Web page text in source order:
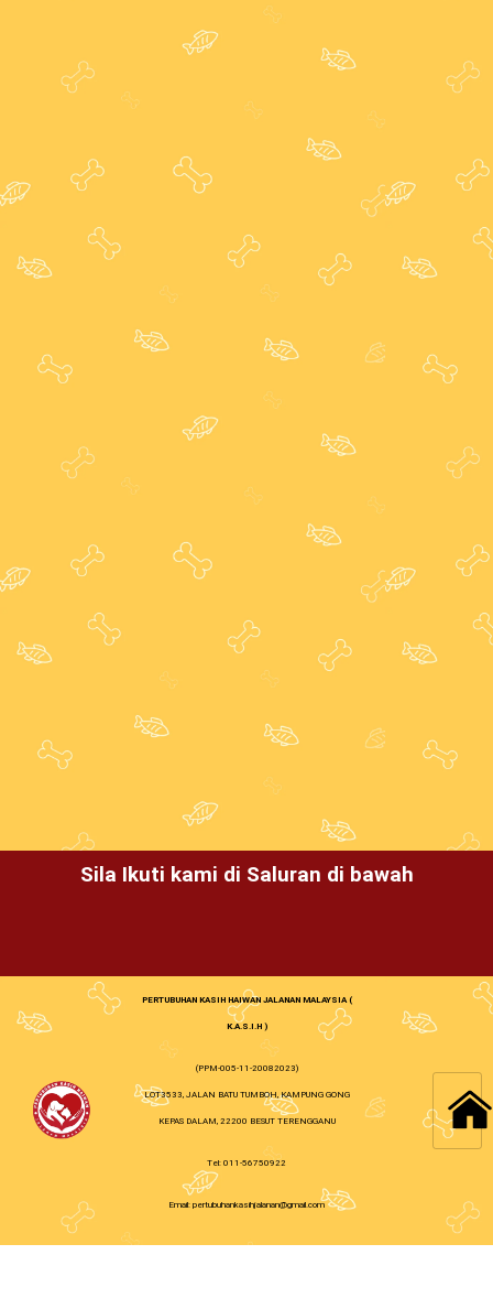
Sila Ikuti kami di Saluran di bawah
PERTUBUHAN KASIH HAIWAN JALANAN MALAYSIA (
K.A.S.I.H )
(PPM-005-11-20082023)
LOT3533, JALAN BATU TUMBOH, KAMPUNG GONG
KEPAS DALAM, 22200 BESUT TERENGGANU
Tel: 011-56750922
Email: pertubuhankasihjalanan@gmail.com